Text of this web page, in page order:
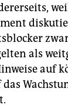
als
auf